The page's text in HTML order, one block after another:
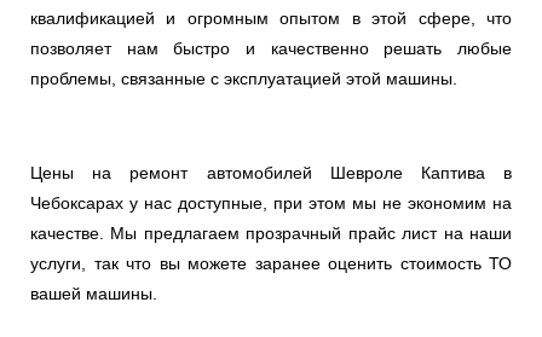
квалификацией и огромным опытом в этой сфере, что
позволяет нам быстро и качественно решать любые
проблемы, связанные с эксплуатацией этой машины.
Цены на ремонт автомобилей Шевроле Каптива в
Чебоксарах у нас доступные, при этом мы не экономим на
качестве. Мы предлагаем прозрачный прайс лист на наши
услуги, так что вы можете заранее оценить стоимость ТО
вашей машины.